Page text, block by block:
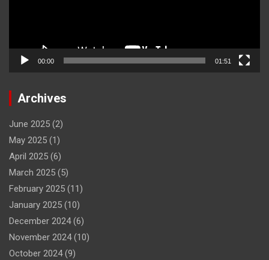
00:00 01:51
Archives
June 2025 (2)
May 2025 (1)
April 2025 (6)
March 2025 (5)
February 2025 (11)
January 2025 (10)
December 2024(6)
November 2024(10)
October 2024(9)